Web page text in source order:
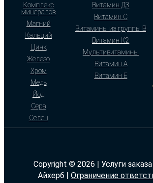
Комплекс
минералов
Магний
Кальций
Цинк
Железо
Хром
Медь
Йод
Сера
Селен
Витамин Д3
Витамин С
Витамины из группы В
Витамин К2
Мультивитамины
Витамин А
Витамин Е
Copyright © 2026 | Услуги
Айхерб | Ограничение